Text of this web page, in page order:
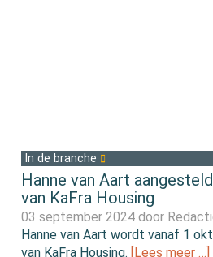
In de branche
Hanne van Aart
van KaFra Housing
03 september 2024 door
Hanne van Aart wordt vanaf 1
van KaFra Housing. [Lees meer …]